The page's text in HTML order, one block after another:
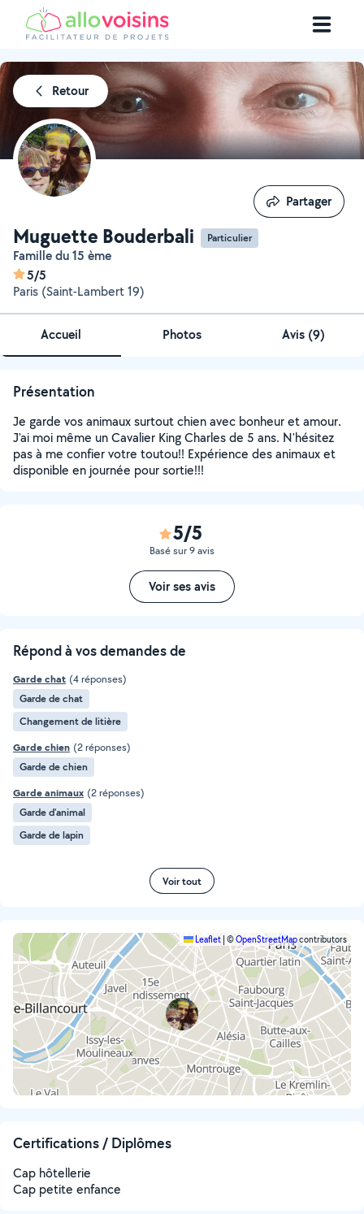
Retour
Muguette Bouderbali Particulier
Famille du 15 ème
5/5
Paris (Saint-Lambert 19)
Partager
Partager
Accueil Photos Avis (9)
Présentation
Je garde vos animaux surtout chien avec bonheur et amour.
J'ai moi même un Cavalier King Charles de 5 ans. N'hésitez
pas à me confier votre toutou!! Expérience des animaux et
disponible en journée pour sortie!!!
5/5
Basé sur 9 avis
Voir ses avis
Répond à vos demandes de
Garde chat (4 réponses)
Garde de chat
Changement de litière
Garde chien (2 réponses)
Garde de chien
Garde animaux (2 réponses)
Garde d’animal
Garde de lapin
Voir tout
Leaflet ©OpenStreetMapcontributors
Certifications / Diplômes
Cap hôtellerie
Cap petite enfance